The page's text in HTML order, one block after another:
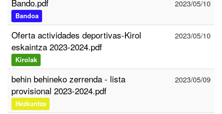
Bando.pdf
Bandoa
2023/05/10
Oferta actividades deportivas-Kirol
eskaintza 2023-2024.pdf
Kirolak
2023/05/10
behin behineko zerrenda - lista
provisional 2023-2024.pdf
Hezkuntza
2023/05/09